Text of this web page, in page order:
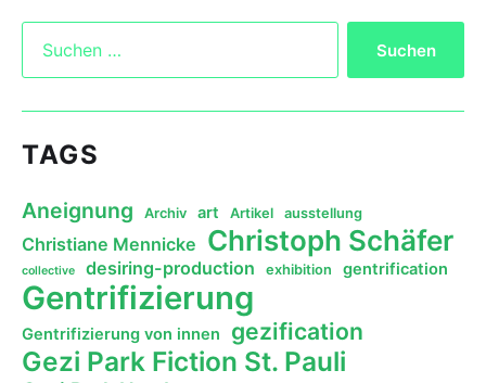
TAGS
Aneignung Archiv art Artikel ausstellung
Christiane Mennicke Christoph Schäfer
collective desiring-production exhibition gentrification
Gentrifizierung
Gentrifizierung von innen gezification
Gezi Park Fiction St. Pauli